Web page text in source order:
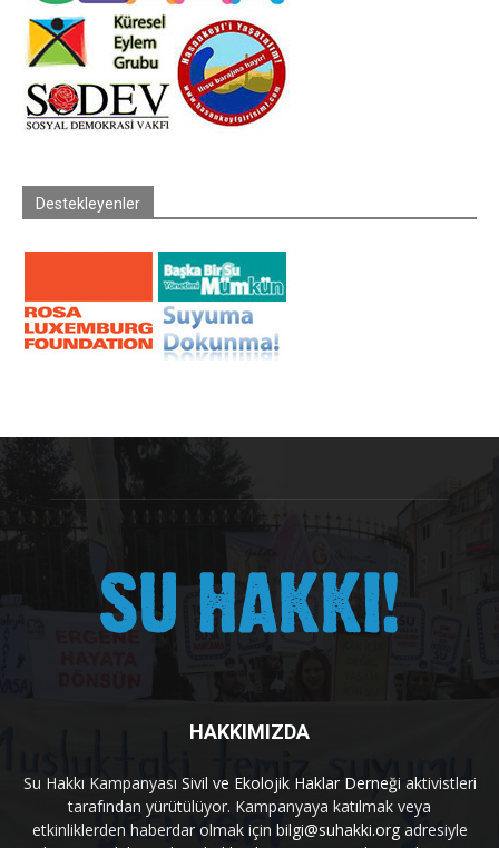
Destekleyenler
HAKKIMIZDA
Su Hakkı Kampanyası Sivil ve Ekolojik Haklar Derneği aktivistleri
tarafından yürütülüyor. Kampanyaya katılmak veya
etkinliklerden haberdar olmak için bilgi@suhakki.orgadresiyle